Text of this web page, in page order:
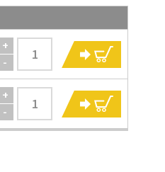
+
-
+
-